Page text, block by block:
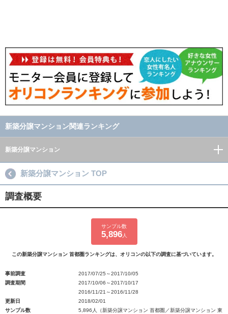
新築分譲マンション関連ランキング
新築分譲マンション
新築分譲マンション TOP
調査概要
サンプル数
5,896人
この新築分譲マンション 首都圏ランキングは、オリコンの以下の調査に基づいています。
事前調査
2017/07/25～2017/10/05
調査期間
2017/10/06～2017/10/17
2016/11/21～2016/11/28
更新日
2018/02/01
サンプル数
5,896人（新築分譲マンション 首都圏／新築分譲マンション 東